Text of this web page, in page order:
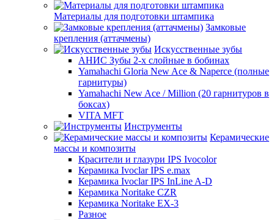
Материалы для подготовки штампика
Замковые
крепления (аттачмены)
Искусственные зубы
АНИС Зубы 2-х слойные в бобинах
Yamahachi Gloria New Ace & Naperce (полные
гарнитуры)
Yamahachi New Ace / Million (20 гарнитуров в
боксах)
VITA MFT
Инструменты
Керамические
массы и композиты
Красители и глазури IPS Ivocolor
Керамика Ivoclar IPS e.max
Керамика Ivoclar IPS InLine A-D
Керамика Noritake CZR
Керамика Noritake EX-3
Разное